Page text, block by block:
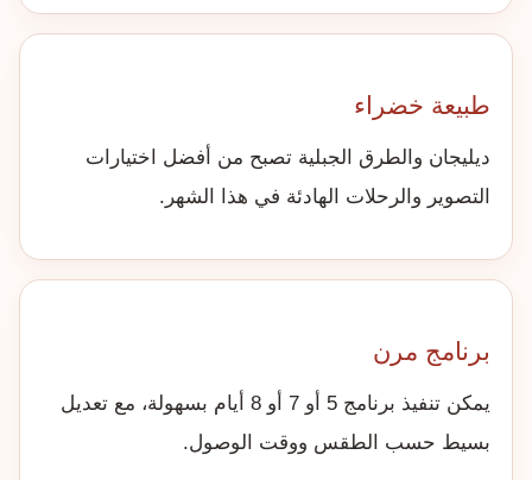
طبيعة خضراء
ديليجان والطرق الجبلية تصبح من أفضل اختيارات
التصوير والرحلات الهادئة في هذا الشهر.
برنامج مرن
يمكن تنفيذ برنامج 5 أو 7 أو 8 أيام بسهولة، مع تعديل
بسيط حسب الطقس ووقت الوصول.